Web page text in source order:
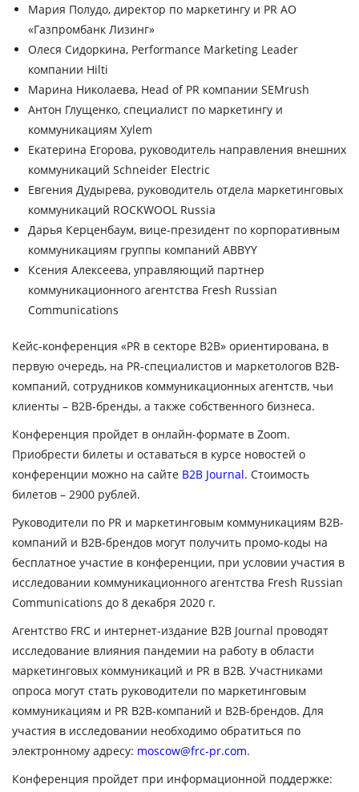
Мария Полудо, директор по маркетингу и PR АО
«Газпромбанк Лизинг»
Олеся Сидоркина, Performance Marketing Leader
компании Hilti
Марина Николаева, Head of PR компании SEMrush
Антон Глущенко, специалист по маркетингу и
коммуникациям Xylem
Екатерина Егорова, руководитель направления внешних
коммуникаций Schneider Electric
Евгения Дудырева, руководитель отдела маркетинговых
коммуникаций ROCKWOOL Russia
Дарья Керценбаум, вице-президент по корпоративным
коммуникациям группы компаний ABBYY
Ксения Алексеева, управляющий партнер
коммуникационного агентства Fresh Russian
Communications
Кейс-конференция «PR в секторе B2B» ориентирована, в
первую очередь, на PR-специалистов и маркетологов B2B-
компаний, сотрудников коммуникационных агентств, чьи
клиенты – B2B-бренды, а также собственного бизнеса.
Конференция пройдет в онлайн-формате в Zoom.
Приобрести билеты и оставаться в курсе новостей о
конференции можно на сайте B2B Journal. Стоимость
билетов – 2900 рублей.
Руководители по PR и маркетинговым коммуникациям B2B-
компаний и B2B-брендов могут получить промо-коды на
бесплатное участие в конференции, при условии участия в
исследовании коммуникационного агентства Fresh Russian
Communications до 8 декабря 2020 г.
Агентство FRC и интернет-издание B2B Journal проводят
исследование влияния пандемии на работу в области
маркетинговых коммуникаций и PR в B2B. Участниками
опроса могут стать руководители по маркетинговым
коммуникациям и PR B2B-компаний и B2B-брендов. Для
участия в исследовании необходимо обратиться по
электронному адресу: moscow@frc-pr.com.
Конференция пройдет при информационной поддержке: